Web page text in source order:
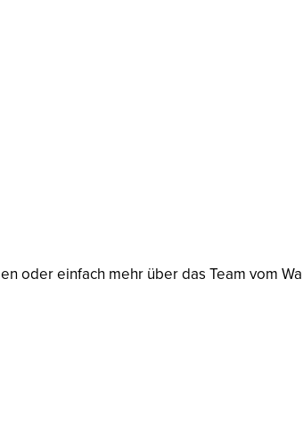
oder einfach mehr über das Team vom